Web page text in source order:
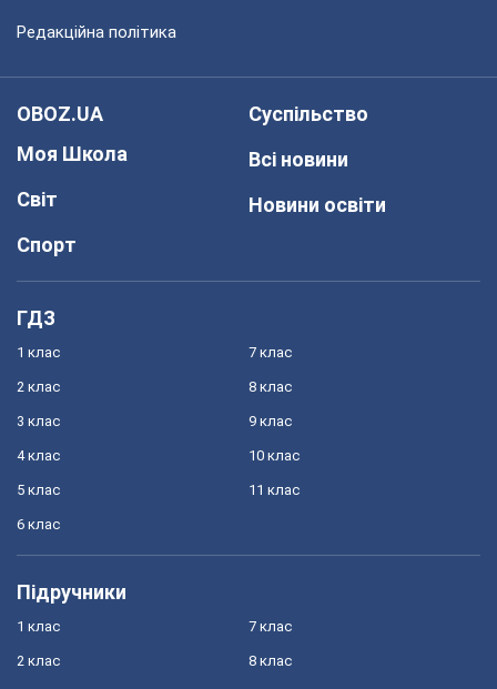
Редакційна політика
OBOZ.UA
Моя Школа
Світ
Спорт
Суспільство
Всі новини
Новини освіти
ГДЗ
1 клас
2 клас
3 клас
4 клас
5 клас
6 клас
7 клас
8 клас
9 клас
10 клас
11 клас
Підручники
1 клас
2 клас
7 клас
8 клас